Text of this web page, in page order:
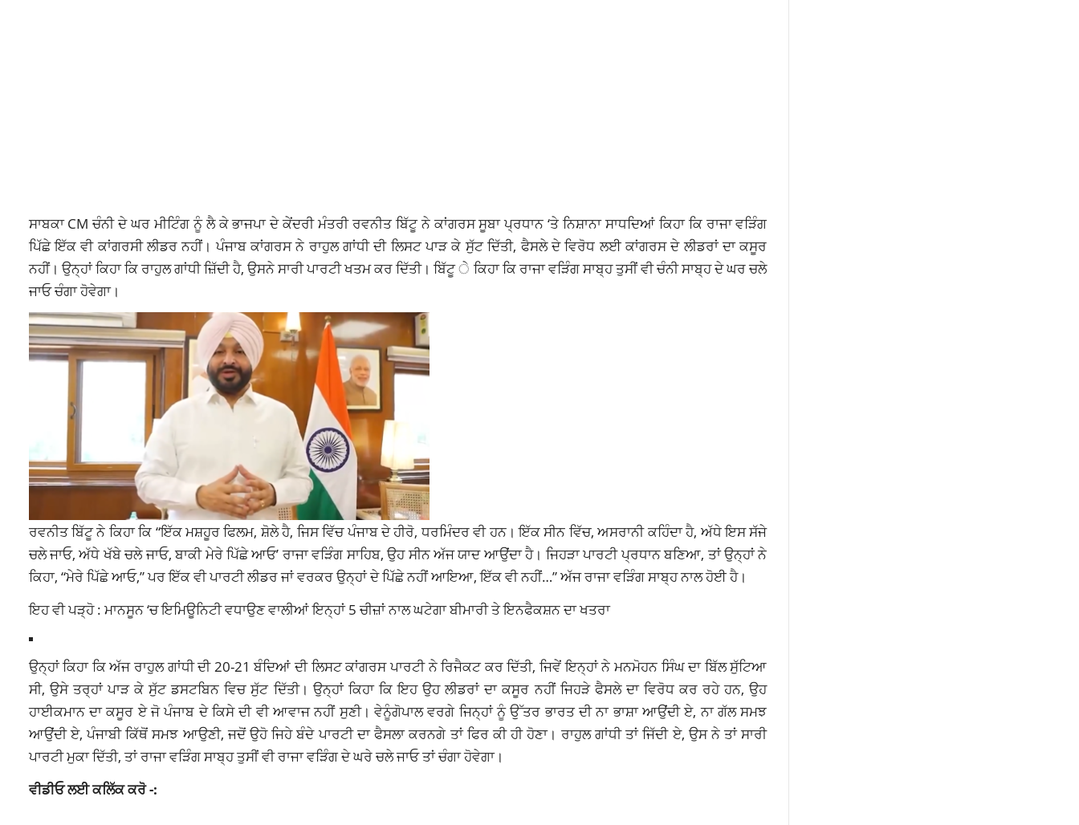
ਸਾਬਕਾ CM ਚੰਨੀ ਦੇ ਘਰ ਮੀਟਿੰਗ ਨੂੰ ਲੈ ਕੇ ਭਾਜਪਾ ਦੇ ਕੇਂਦਰੀ ਮੰਤਰੀ ਰਵਨੀਤ ਬਿੱਟੂ ਨੇ ਕਾਂਗਰਸ ਸੂਬਾ ਪ੍ਰਧਾਨ ‘ਤੇ ਨਿਸ਼ਾਨਾ ਸਾਧਦਿਆਂ ਕਿਹਾ ਕਿ ਰਾਜਾ ਵੜਿੰਗ
ਪਿੱਛੇ ਇੱਕ ਵੀ ਕਾਂਗਰਸੀ ਲੀਡਰ ਨਹੀਂ। ਪੰਜਾਬ ਕਾਂਗਰਸ ਨੇ ਰਾਹੁਲ ਗਾਂਧੀ ਦੀ ਲਿਸਟ ਪਾੜ ਕੇ ਸੁੱਟ ਦਿੱਤੀ, ਫੈਸਲੇ ਦੇ ਵਿਰੋਧ ਲਈ ਕਾਂਗਰਸ ਦੇ ਲੀਡਰਾਂ ਦਾ ਕਸੂਰ
ਨਹੀਂ। ਉਨ੍ਹਾਂ ਕਿਹਾ ਕਿ ਰਾਹੁਲ ਗਾਂਧੀ ਜ਼ਿੱਦੀ ਹੈ, ਉਸਨੇ ਸਾਰੀ ਪਾਰਟੀ ਖਤਮ ਕਰ ਦਿੱਤੀ। ਬਿੱਟੂ ੇ ਕਿਹਾ ਕਿ ਰਾਜਾ ਵੜਿੰਗ ਸਾਬ੍ਹ ਤੁਸੀਂ ਵੀ ਚੰਨੀ ਸਾਬ੍ਹ ਦੇ ਘਰ ਚਲੇ
ਜਾਓ ਚੰਗਾ ਹੋਵੇਗਾ।
ਰਵਨੀਤ ਬਿੱਟੂ ਨੇ ਕਿਹਾ ਕਿ “ਇੱਕ ਮਸ਼ਹੂਰ ਫਿਲਮ, ਸ਼ੋਲੇ ਹੈ, ਜਿਸ ਵਿੱਚ ਪੰਜਾਬ ਦੇ ਹੀਰੋ, ਧਰਮਿੰਦਰ ਵੀ ਹਨ। ਇੱਕ ਸੀਨ ਵਿੱਚ, ਅਸਰਾਨੀ ਕਹਿੰਦਾ ਹੈ, ਅੱਧੇ ਇਸ ਸੱਜੇ
ਚਲੇ ਜਾਓ, ਅੱਧੇ ਖੱਬੇ ਚਲੇ ਜਾਓ, ਬਾਕੀ ਮੇਰੇ ਪਿੱਛੇ ਆਓ’ ਰਾਜਾ ਵੜਿੰਗ ਸਾਹਿਬ, ਉਹ ਸੀਨ ਅੱਜ ਯਾਦ ਆਉਂਦਾ ਹੈ। ਜਿਹੜਾ ਪਾਰਟੀ ਪ੍ਰਧਾਨ ਬਣਿਆ, ਤਾਂ ਉਨ੍ਹਾਂ ਨੇ
ਕਿਹਾ, “ਮੇਰੇ ਪਿੱਛੇ ਆਓ,” ਪਰ ਇੱਕ ਵੀ ਪਾਰਟੀ ਲੀਡਰ ਜਾਂ ਵਰਕਰ ਉਨ੍ਹਾਂ ਦੇ ਪਿੱਛੇ ਨਹੀਂ ਆਇਆ, ਇੱਕ ਵੀ ਨਹੀਂ…” ਅੱਜ ਰਾਜਾ ਵੜਿੰਗ ਸਾਬ੍ਹ ਨਾਲ ਹੋਈ ਹੈ।
ਇਹ ਵੀ ਪੜ੍ਹੋ :ਮਾਨਸੂਨ ‘ਚ ਇਮਿਊਨਿਟੀ ਵਧਾਉਣ ਵਾਲੀਆਂ ਇਨ੍ਹਾਂ 5 ਚੀਜ਼ਾਂ ਨਾਲ ਘਟੇਗਾ ਬੀਮਾਰੀ ਤੇ ਇਨਫੈਕਸ਼ਨ ਦਾ ਖਤਰਾ
ਉਨ੍ਹਾਂ ਕਿਹਾ ਕਿ ਅੱਜ ਰਾਹੁਲ ਗਾਂਧੀ ਦੀ 20-21 ਬੰਦਿਆਂ ਦੀ ਲਿਸਟ ਕਾਂਗਰਸ ਪਾਰਟੀ ਨੇ ਰਿਜੈਕਟ ਕਰ ਦਿੱਤੀ, ਜਿਵੇਂ ਇਨ੍ਹਾਂ ਨੇ ਮਨਮੋਹਨ ਸਿੰਘ ਦਾ ਬਿੱਲ ਸੁੱਟਿਆ
ਸੀ, ਉਸੇ ਤਰ੍ਹਾਂ ਪਾੜ ਕੇ ਸੁੱਟ ਡਸਟਬਿਨ ਵਿਚ ਸੁੱਟ ਦਿੱਤੀ। ਉਨ੍ਹਾਂ ਕਿਹਾ ਕਿ ਇਹ ਉਹ ਲੀਡਰਾਂ ਦਾ ਕਸੂਰ ਨਹੀਂ ਜਿਹੜੇ ਫੈਸਲੇ ਦਾ ਵਿਰੋਧ ਕਰ ਰਹੇ ਹਨ, ਉਹ
ਹਾਈਕਮਾਨ ਦਾ ਕਸੂਰ ਏ ਜੋ ਪੰਜਾਬ ਦੇ ਕਿਸੇ ਦੀ ਵੀ ਆਵਾਜ ਨਹੀਂ ਸੁਣੀ। ਵੇਨੂੰਗੋਪਾਲ ਵਰਗੇ ਜਿਨ੍ਹਾਂ ਨੂੰ ਉੱਤਰ ਭਾਰਤ ਦੀ ਨਾ ਭਾਸ਼ਾ ਆਉਂਦੀ ਏ, ਨਾ ਗੱਲ ਸਮਝ
ਆਉਂਦੀ ਏ, ਪੰਜਾਬੀ ਕਿੱਥੋਂ ਸਮਝ ਆਉਣੀ, ਜਦੋਂ ਉਹੋ ਜਿਹੇ ਬੰਦੇ ਪਾਰਟੀ ਦਾ ਫੈਸਲਾ ਕਰਨਗੇ ਤਾਂ ਫਿਰ ਕੀ ਹੀ ਹੋਣਾ। ਰਾਹੁਲ ਗਾਂਧੀ ਤਾਂ ਜਿੱਦੀ ਏ, ਉਸ ਨੇ ਤਾਂ ਸਾਰੀ
ਪਾਰਟੀ ਮੁਕਾ ਦਿੱਤੀ, ਤਾਂ ਰਾਜਾ ਵੜਿੰਗ ਸਾਬ੍ਹ ਤੁਸੀਂ ਵੀ ਰਾਜਾ ਵੜਿੰਗ ਦੇ ਘਰੇ ਚਲੇ ਜਾਓ ਤਾਂ ਚੰਗਾ ਹੋਵੇਗਾ।
ਵੀਡੀਓ ਲਈ ਕਲਿੱਕ ਕਰੋ -: